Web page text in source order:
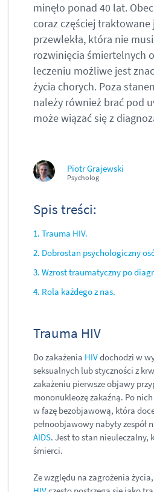
Piotr Grajewski
Psycholog
minęło ponad 40 lat.
coraz częściej
przewlekła, która nie
rozwinięcia śmiertelnych
leczeniu możliwe jest
życia chorych. Poza
należy również brać pod
może wiązać się z
Spis treści:
1. Trauma HIV.
2. Dobrostan psychologiczny
3. Wzrost traumatyczny po
4. Rola każdego z nas.
Trauma HIV
Do zakażenia HIVdochodzi w
seksualnych lub styczności z
zakażeniu pierwsze objawy
mononukleozę zakaźną. Po
w fazę bezobjawową, która
pełnoobjawowy nabyty zespół
AIDS. Jest to stan nieuleczalny,
śmierci.
Ze względu na zagrożenia